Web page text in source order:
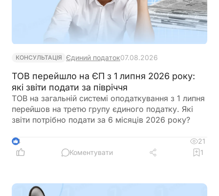
КОНСУЛЬТАЦІЯ Єдиний податок07.08.2026
ТОВ перейшло на ЄП з 1 липня 2026 року:
які звіти подати за півріччя
ТОВ на загальній системі оподаткування з 1 липня
перейшов на третю групу єдиного податку. Які
звіти потрібно подати за 6 місяців 2026 року?
4
21
Коментувати
1